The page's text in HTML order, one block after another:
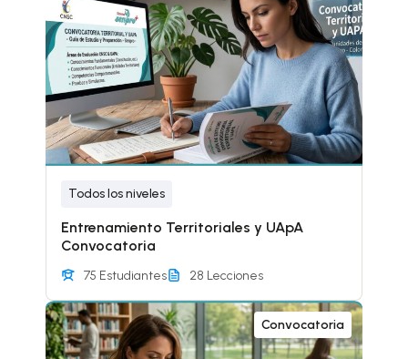
Todos los niveles
Entrenamiento Territoriales y UApA
Convocatoria
75 Estudiantes 28 Lecciones
Convocatoria